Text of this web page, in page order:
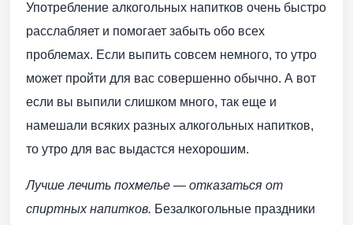
Употребление алкогольных напитков очень быстро
расслабляет и помогает забыть обо всех
проблемах. Если выпить совсем немного, то утро
может пройти для вас совершенно обычно. А вот
если вы выпили слишком много, так еще и
намешали всяких разных алкогольных напитков,
то утро для вас выдастся нехорошим.
Лучше лечить похмелье — отказаться от
спиртных напитков. Безалкогольные праздники